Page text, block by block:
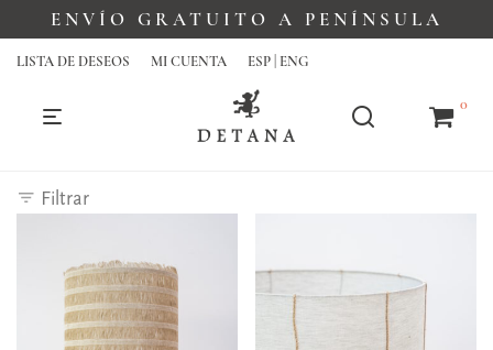
ENVÍO GRATUITO A PENÍNSULA
LISTA DE DESEOS MI CUENTA ESP | ENG
0
Filtrar